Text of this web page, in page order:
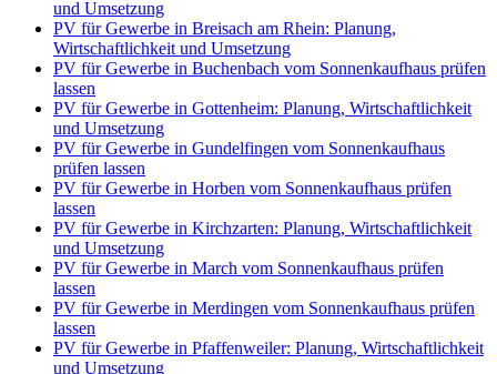
und Umsetzung
PV für Gewerbe in Breisach am Rhein: Planung,
Wirtschaftlichkeit und Umsetzung
PV für Gewerbe in Buchenbach vom Sonnenkaufhaus prüfen
lassen
PV für Gewerbe in Gottenheim: Planung, Wirtschaftlichkeit
und Umsetzung
PV für Gewerbe in Gundelfingen vom Sonnenkaufhaus
prüfen lassen
PV für Gewerbe in Horben vom Sonnenkaufhaus prüfen
lassen
PV für Gewerbe in Kirchzarten: Planung, Wirtschaftlichkeit
und Umsetzung
PV für Gewerbe in March vom Sonnenkaufhaus prüfen
lassen
PV für Gewerbe in Merdingen vom Sonnenkaufhaus prüfen
lassen
PV für Gewerbe in Pfaffenweiler: Planung, Wirtschaftlichkeit
und Umsetzung